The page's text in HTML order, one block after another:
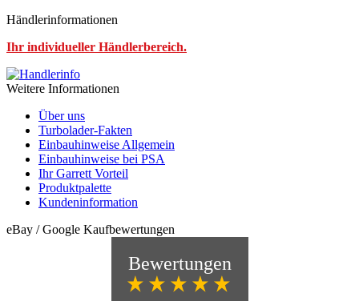
Händlerinformationen
Ihr individueller Händlerbereich.
Weitere Informationen
Über uns
Turbolader-Fakten
Einbauhinweise Allgemein
Einbauhinweise bei PSA
Ihr Garrett Vorteil
Produktpalette
Kundeninformation
eBay / Google Kaufbewertungen
Bewertungen